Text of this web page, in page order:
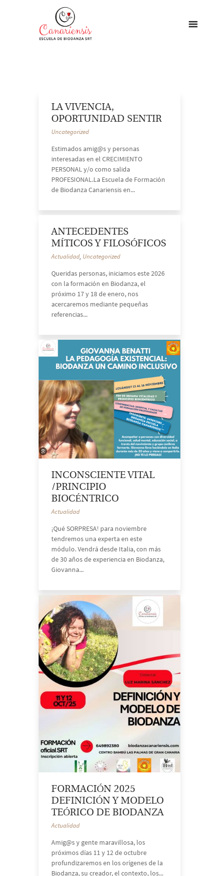
LA VIVENCIA,
OPORTUNIDAD SENTIR
Uncategorized
Estimados amig@s y personas
interesadas en el CRECIMIENTO
PERSONAL y/o como salida
PROFESIONAL.La Escuela de Formación
de Biodanza Canariensis en...
ANTECEDENTES
MÍTICOS Y FILOSÓFICOS
Actualidad, Uncategorized
Queridas personas, iniciamos este 2026
con la formación en Biodanza, el
próximo 17 y 18 de enero, nos
acercaremos mediante pequeñas
referencias...
INCONSCIENTE VITAL
/PRINCIPIO
BIOCÉNTRICO
Actualidad
¡Qué SORPRESA! para noviembre
tendremos una experta en este
módulo. Vendrá desde Italia, con más
de 30 años de experiencia en Biodanza,
Giovanna...
FORMACIÓN 2025
DEFINICIÓN Y MODELO
TEÓRICO DE BIODANZA
Actualidad
Amig@s y gente maravillosa, los
próximos días 11 y 12 de octubre
profundizaremos en los orígenes de la
Biodanza, su creador, el contexto, los...